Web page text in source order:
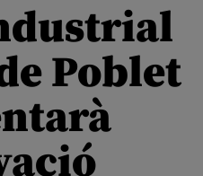
Poblet